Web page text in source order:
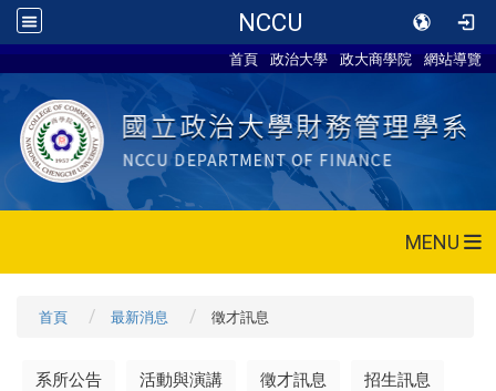
NCCU
首頁 政治大學 政大商學院 網站導覽
MENU
首頁 最新消息 徵才訊息
系所公告 活動與演講 徵才訊息 招生訊息